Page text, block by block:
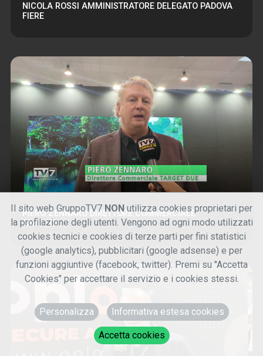
NICOLA ROSSI AMMINISTRATORE DELEGATO PADOVA
FIERE
PIERO ZENNARO DIRETTORE COMMERCIALE
TARGETDUE
Il sito web GruppoTV7 NON utilizza cookies proprietari per
la profilazione degli utenti. Vengono ad ogni modo utilizzati
cookies tecnici e cookies di terze parti per fini statistici
(google analytics), pubblicitari (google adsense) e per
funzioni aggiuntive (facebook, twitter). Premi su "Accetta
Cookies" per accettare il servizio e i cookies stessi.
Personalizza Informativa estesa cookies
Accetta cookies